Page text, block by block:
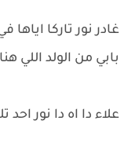
غادر نور تاركا
بابي من الولد اللي
علاء دا اه دا نور